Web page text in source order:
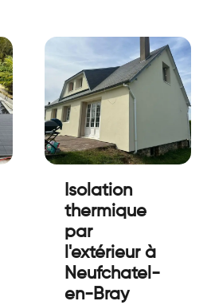
Isolation
thermique
par
l'extérieur à
Neufchatel-
en-Bray